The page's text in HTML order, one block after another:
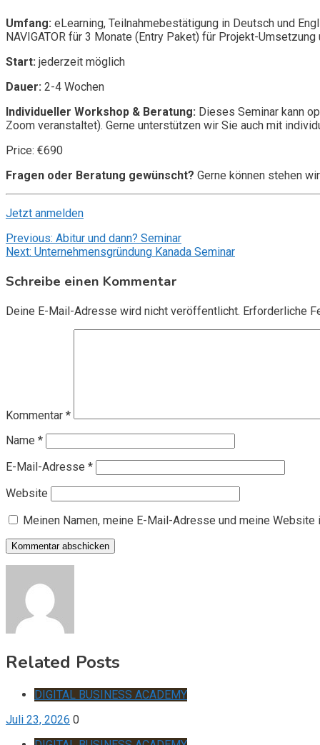
Umfang: eLearning, Teilnahmebestätigung in Deutsch und
NAVIGATOR für 3 Monate (Entry Paket) für Projekt-
Start: jederzeit möglich
Dauer: 2-4 Wochen
Individueller Workshop & Beratung: Dieses Seminar kann
Zoom veranstaltet). Gerne unterstützen wir Sie auch mit
Price: €690
Fragen oder Beratung gewünscht? Gerne können stehen
Jetzt anmelden
Beitragsnavigation
Previous: Abitur und dann? Seminar
Next: Unternehmensgründung Kanada Seminar
Schreibe einen Kommentar
Deine E-Mail-Adresse wird nicht veröffentlicht. Erforderliche
Kommentar *
Name *
E-Mail-Adresse *
Website
Meinen Namen, meine E-Mail-Adresse und meine
Related Posts
DIGITAL BUSINESS ACADEMY
Juli 23, 2026 0